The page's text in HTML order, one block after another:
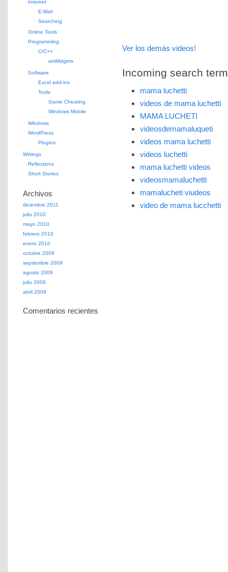
Ver los demás videos!
Incoming search
mama luchetti
videos de mama luchetti
MAMA LUCHETI
videosdemamaluqueti
videos mama luchetti
videos luchetti
mama luchetti videos
videosmamaluchetti
mamalucheti viudeos
video de mama lucchetti
Internet
E-Mail
Searching
Online Tools
Programming
C/C++
wxWidgets
Software
Excel add-ins
Tools
Game Cheating
Windows Mobile
Windows
WordPress
Plugins
Writings
Reflections
Short Stories
Archivos
diciembre 2011
julio 2010
mayo 2010
febrero 2010
enero 2010
octubre 2009
septiembre 2009
agosto 2009
julio 2009
abril 2009
Comentarios recientes